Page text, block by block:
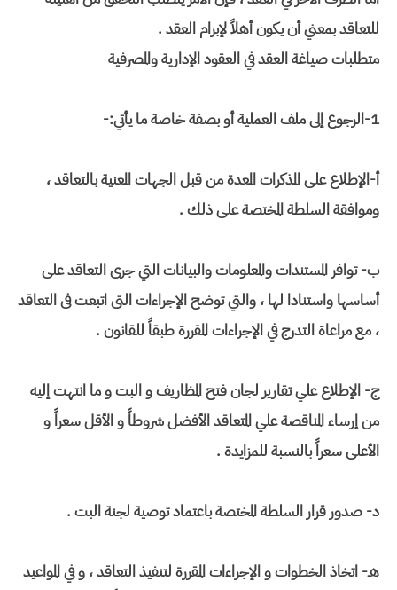
للتعاقد بمعني أن يكون أهلاً لإبرام العقد .
متطلبات صياغة العقد في العقود الإدارية والمصرفية
1-الرجوع إلى ملف العملية أو بصفة خاصة ما يأتي:-
أ-الإطلاع على المذكرات المعدة من قبل الجهات المعنية بالتعاقد ،
وموافقة السلطة المختصة على ذلك .
ب- توافر المستندات والمعلومات والبيانات التي جرى التعاقد على
أساسها واستنادا لها ، والتي توضح الإجراءات التى اتبعت فى التعاقد
، مع مراعاة التدرج في الإجراءات المقررة طبقاً للقانون .
ج- الإطلاع علي تقارير لجان فتح المظاريف و البت و ما انتهت إليه
من إرساء المناقصة علي المتعاقد الأفضل شروطاً و الأقل سعراً و
الأعلى سعراً بالنسبة للمزايدة .
د- صدور قرار السلطة المختصة باعتماد توصية لجنة البت .
هـ- اتخاذ الخطوات و الإجراءات المقررة لتنفيذ التعاقد ، و في المواعيد